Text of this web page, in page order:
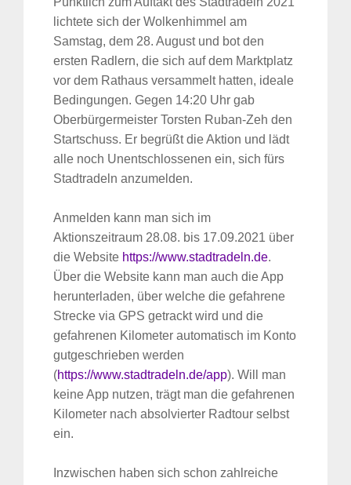
lichtete sich der Wolkenhimmel am
Samstag, dem 28. August und bot den
ersten Radlern, die sich auf dem Marktplatz
vor dem Rathaus versammelt hatten, ideale
Bedingungen. Gegen 14:20 Uhr gab
Oberbürgermeister Torsten Ruban-Zeh den
Startschuss. Er begrüßt die Aktion und lädt
alle noch Unentschlossenen ein, sich fürs
Stadtradeln anzumelden.
Anmelden kann man sich im
Aktionszeitraum 28.08. bis 17.09.2021 über
die Website https://www.stadtradeln.de.
Über die Website kann man auch die App
herunterladen, über welche die gefahrene
Strecke via GPS getrackt wird und die
gefahrenen Kilometer automatisch im Konto
gutgeschrieben werden
(https://www.stadtradeln.de/app). Will man
keine App nutzen, trägt man die gefahrenen
Kilometer nach absolvierter Radtour selbst
ein.
Inzwischen haben sich schon zahlreiche